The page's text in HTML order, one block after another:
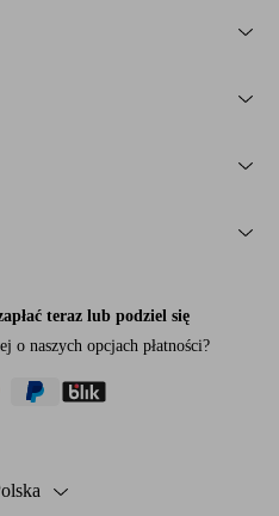
teraz lub podziel się
o naszych opcjach płatności?
kraj